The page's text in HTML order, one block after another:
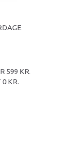
599 KR.
KR.